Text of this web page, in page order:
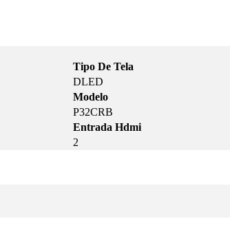
Tipo De Tela
DLED
Modelo
P32CRB
Entrada Hdmi
2